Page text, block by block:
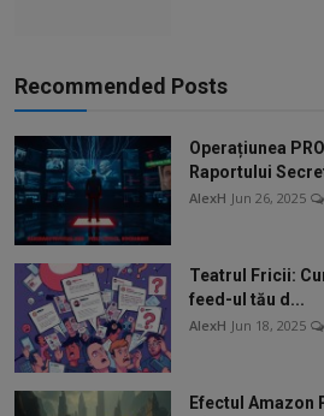
Recommended Posts
Operațiunea
Raportului
AlexH Jun 26, 2025
Teatrul Fricii:
feed-ul tău d...
AlexH Jun 18, 2025
Efectul Amazon